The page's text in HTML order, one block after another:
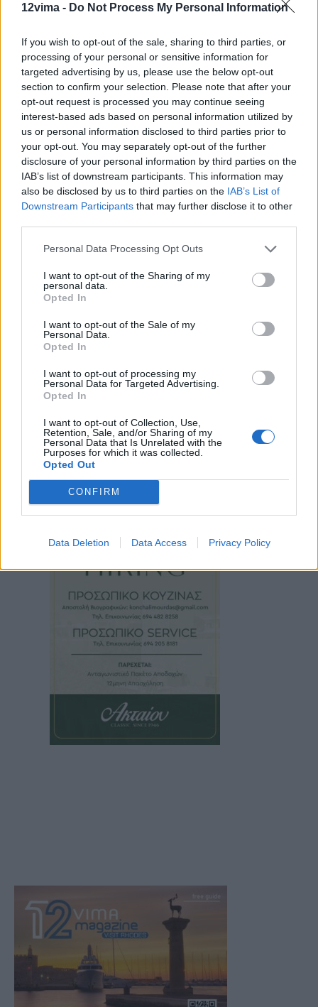
12vima - Do Not Process My Personal Information
If you wish to opt-out of the sale, sharing to third parties, or
processing of your personal or sensitive information for
targeted advertising by us, please use the below opt-out
section to confirm your selection. Please note that after your
opt-out request is processed you may continue seeing
interest-based ads based on personal information utilized by
us or personal information disclosed to third parties prior to
your opt-out. You may separately opt-out of the further
disclosure of your personal information by third parties on the
IAB’s list of downstream participants. This information may
also be disclosed by us to third parties on the IAB’s List of
Downstream Participants that may further disclose it to other
Personal Data Processing Opt Outs
I want to opt-out of the Sharing of my
personal data.
Opted In
I want to opt-out of the Sale of my
Personal Data.
Opted In
I want to opt-out of processing my
Personal Data for Targeted Advertising.
Opted In
I want to opt-out of Collection, Use,
Retention, Sale, and/or Sharing of my
Personal Data that Is Unrelated with the
Purposes for which it was collected.
Opted Out
CONFIRM
Data Deletion Data Access Privacy Policy